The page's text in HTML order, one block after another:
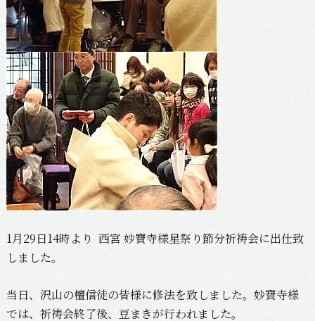
1月29日14時より 西宮 妙寶寺様星祭り節分祈祷会に出仕致
しました。
当日、沢山の檀信徒の皆様に修法を致しました。妙寶寺様
では、祈祷会終了後、豆まきが行われました。